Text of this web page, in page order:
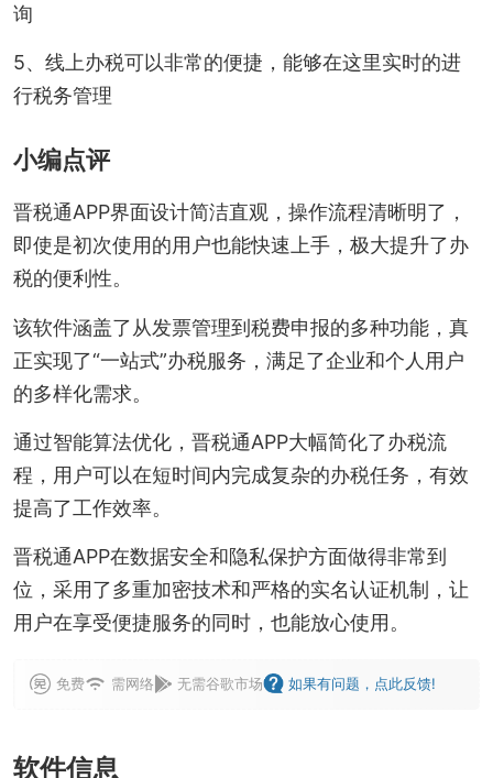
询
5、线上办税可以非常的便捷，能够在这里实时的进
行税务管理
小编点评
晋税通APP界面设计简洁直观，操作流程清晰明了，
即使是初次使用的用户也能快速上手，极大提升了办
税的便利性。
该软件涵盖了从发票管理到税费申报的多种功能，真
正实现了“一站式”办税服务，满足了企业和个人用户
的多样化需求。
通过智能算法优化，晋税通APP大幅简化了办税流
程，用户可以在短时间内完成复杂的办税任务，有效
提高了工作效率。
晋税通APP在数据安全和隐私保护方面做得非常到
位，采用了多重加密技术和严格的实名认证机制，让
用户在享受便捷服务的同时，也能放心使用。
免费 需网络 无需谷歌市场 如果有问题，点此反馈!
软件信息